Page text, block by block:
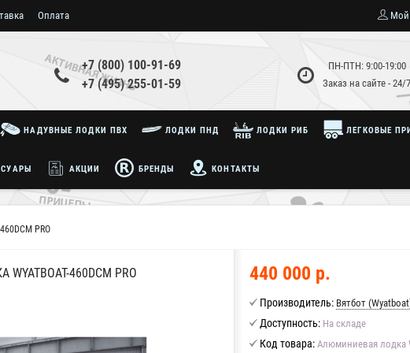
Оплата Мой
+7 (800) 100-91-69
+7 (495) 255-01-59
ПН-ПТН: 9:00-19:00
Заказ на сайте - 24/7
НАДУВНЫЕ ЛОДКИ ПВХ ЛОДКИ ПНД ЛОДКИ РИБ ЛЕГКОВЫЕ
АКЦИИ БРЕНДЫ КОНТАКТЫ
PRO
460DСМ PRO 440 000 р.
Производитель: Вятбот
Доступность: На складе
Код товара: Алюминиевая лодка